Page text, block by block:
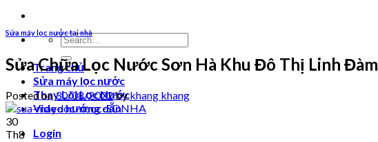
Search
for:
Trang chủ
Sửa máy lọc nước
Thay Lõi Lọc Nước
Video hướng dẫn
Login
Sửa máy lọc nước tại nhà
Sửa Chữa Lọc Nước Sơn Hà Khu Đô Thị Linh Đàm
Posted on30/08/2022bykhang khang
30
Th8